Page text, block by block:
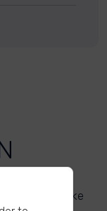
others to take